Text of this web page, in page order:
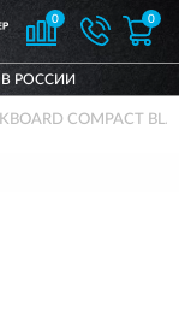
0 0
COMPACT